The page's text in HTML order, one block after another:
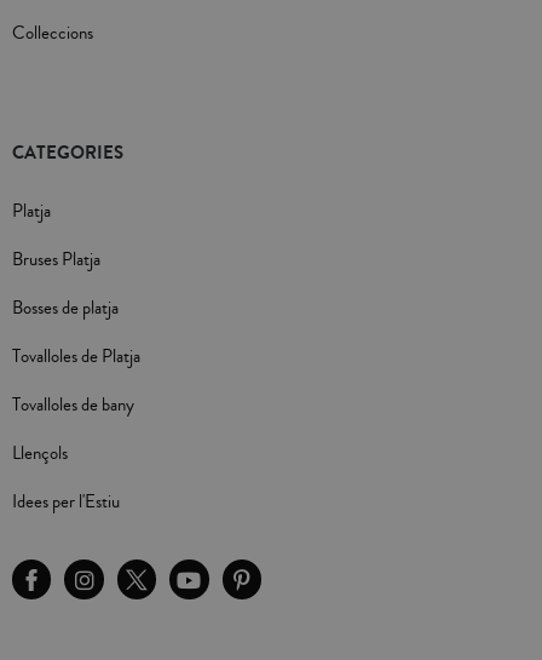
Colleccions
CATEGORIES
Platja
Bruses Platja
Bosses de platja
Tovalloles de Platja
Tovalloles de bany
Llençols
Idees per l'Estiu